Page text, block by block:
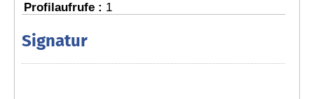
Profilaufrufe : 1
Signatur